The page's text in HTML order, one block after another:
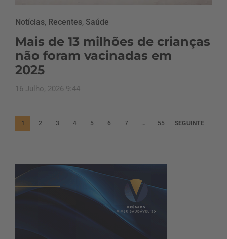
Notícias, Recentes, Saúde
Mais de 13 milhões de crianças
não foram vacinadas em
2025
16 Julho, 2026 9:44
P
n
1 2 3 4 5 6 7 … 55 SEGUINTE